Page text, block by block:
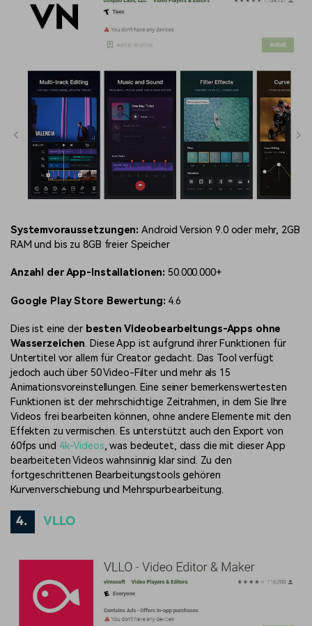
Systemvoraussetzungen: Android Version 9.0 oder mehr, 2GB
RAM und bis zu 8GB freier Speicher
Anzahl der App-Installationen: 50.000.000+
Google Play Store Bewertung: 4.6
Dies ist eine der besten Videobearbeitungs-Apps ohne
Wasserzeichen. Diese App ist aufgrund ihrer Funktionen für
Untertitel vor allem für Creator gedacht. Das Tool verfügt
jedoch auch über 50 Video-Filter und mehr als 15
Animationsvoreinstellungen. Eine seiner bemerkenswertesten
Funktionen ist der mehrschichtige Zeitrahmen, in dem Sie Ihre
Videos frei bearbeiten können, ohne andere Elemente mit den
Effekten zu vermischen. Es unterstützt auch den Export von
60fps und 4k-Videos, was bedeutet, dass die mit dieser App
bearbeiteten Videos wahnsinnig klar sind. Zu den
fortgeschrittenen Bearbeitungstools gehören
Kurvenverschiebung und Mehrspurbearbeitung.
4. VLLO